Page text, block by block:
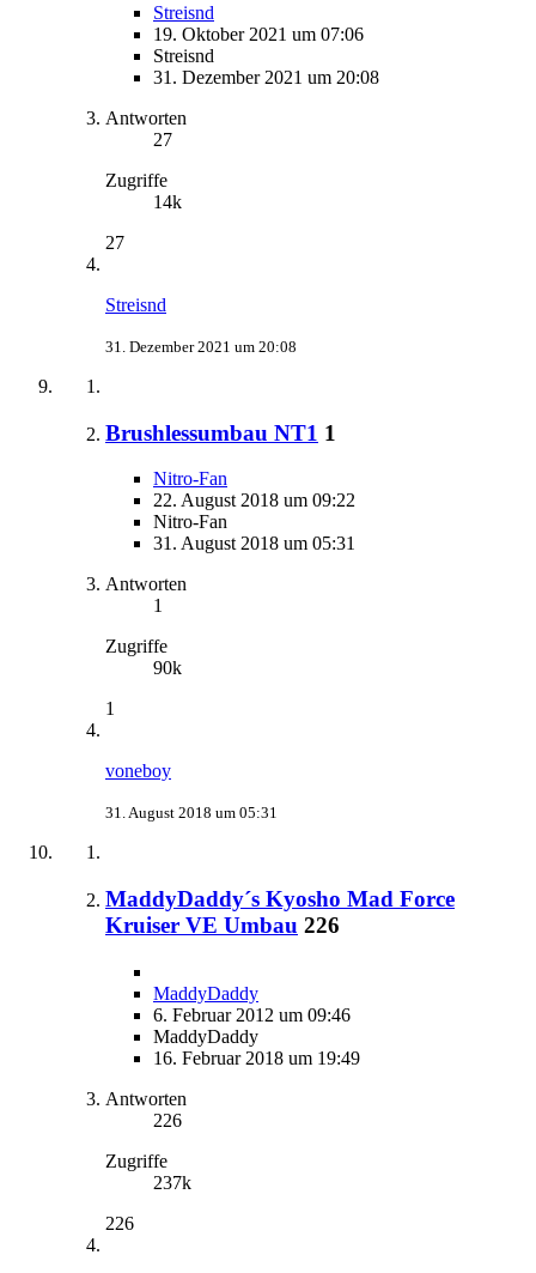
Streisnd
19. Oktober 2021 um 07:06
Streisnd
31. Dezember 2021 um 20:08
Antworten
27
Zugriffe
14k
27
Streisnd
31. Dezember 2021 um 20:08
Brushlessumbau NT1 1
Nitro-Fan
22. August 2018 um 09:22
Nitro-Fan
31. August 2018 um 05:31
Antworten
1
Zugriffe
90k
1
voneboy
31. August 2018 um 05:31
MaddyDaddy´s Kyosho Mad Force
Kruiser VE Umbau 226
MaddyDaddy
6. Februar 2012 um 09:46
MaddyDaddy
16. Februar 2018 um 19:49
Antworten
226
Zugriffe
237k
226